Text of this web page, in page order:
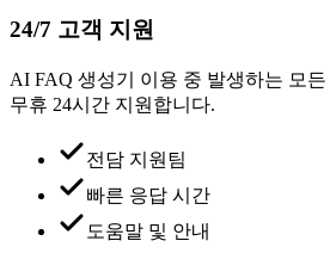
24/7 고객 지원
AI FAQ 생성기 이용 중 발생하는 모
무휴 24시간 지원합니다.
전담 지원팀
빠른 응답 시간
도움말 및 안내